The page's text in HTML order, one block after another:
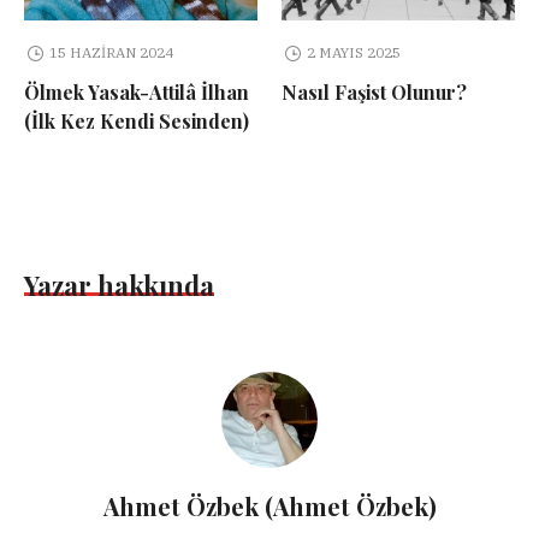
15 HAZIRAN 2024
Ölmek Yasak-Attilâ İlhan
(İlk Kez Kendi Sesinden)
2 MAYIS 2025
Nasıl Faşist Olunur?
Yazar hakkında
Ahmet Özbek (Ahmet Özbek)